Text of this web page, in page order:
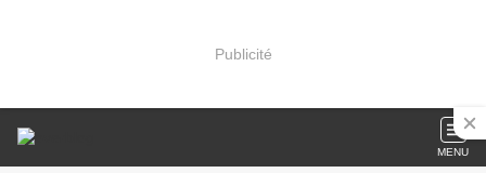
Publicité
MENU